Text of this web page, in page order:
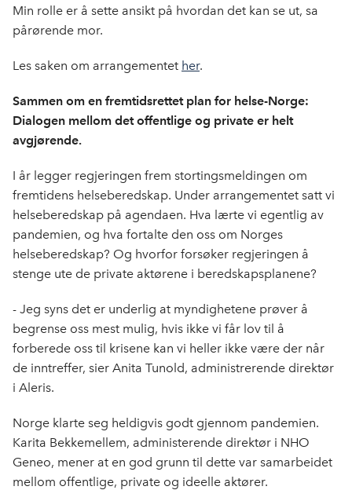
Min rolle er å sette ansikt på hvordan det kan se ut, sa
pårørende mor.
Les saken om arrangementet her.
Sammen om en fremtidsrettet plan for helse-Norge:
Dialogen mellom det offentlige og private er helt
avgjørende.
I år legger regjeringen frem stortingsmeldingen om
fremtidens helseberedskap. Under arrangementet satt vi
helseberedskap på agendaen. Hva lærte vi egentlig av
pandemien, og hva fortalte den oss om Norges
helseberedskap? Og hvorfor forsøker regjeringen å
stenge ute de private aktørene i beredskapsplanene?
- Jeg syns det er underlig at myndighetene prøver å
begrense oss mest mulig, hvis ikke vi får lov til å
forberede oss til krisene kan vi heller ikke være der når
de inntreffer, sier Anita Tunold, administrerende direktør
i Aleris.
Norge klarte seg heldigvis godt gjennom pandemien.
Karita Bekkemellem, administerende direktør i NHO
Geneo, mener at en god grunn til dette var samarbeidet
mellom offentlige, private og ideelle aktører.